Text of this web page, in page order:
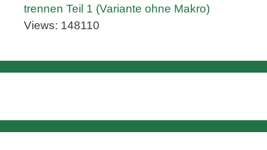
trennen Teil 1 (Variante ohne Makro)
Views: 148110